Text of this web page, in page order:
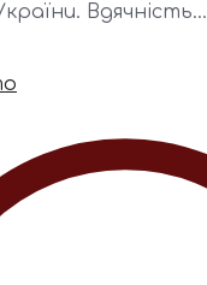
Вдячність...